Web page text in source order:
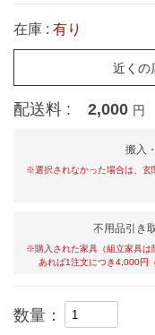
在庫 : 有り
近くの
配送料 : 2,000 円
搬入
※選択されなかった場合は、玄
不用品引き
※購入された家具（組立家具は
あれば1注文につき4,000円
数量：